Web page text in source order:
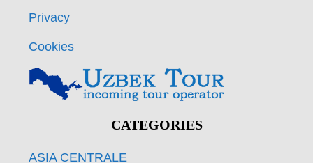
Privacy
Cookies
CATEGORIES
ASIA CENTRALE